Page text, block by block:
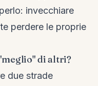
invecchiare
perdere le proprie
di altri?
due strade